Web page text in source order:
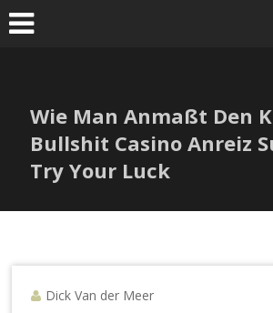
Ga
naar
Wie Man Anmaßt Den
Bullshit Casino Anreiz
Try Your Luck
Dick Van der Meer